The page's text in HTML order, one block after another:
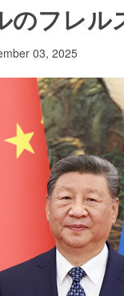
のフレル
03, 2025